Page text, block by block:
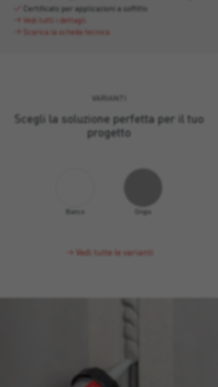
Certificato per applicazioni a soffitto
Vedi tutti i dettagli
Scarica la scheda tecnica
VARIANTI
Scegli la soluzione perfetta per il tuo
progetto
Bianco Grigio
Vedi tutte le varianti